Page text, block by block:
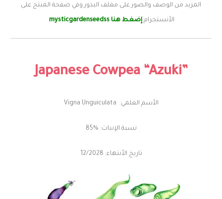
المزيد من الوصف والصور على مغلف البذور وفي صفحة المنتج على
الأنستجرام إضغط هنا mysticgardenseedss
Japanese Cowpea“Azuki”
الأسم العلمي: Vigna Unguiculata
نسبة الإنبات: %85
تاريخ الأنتهاء: 12/2028